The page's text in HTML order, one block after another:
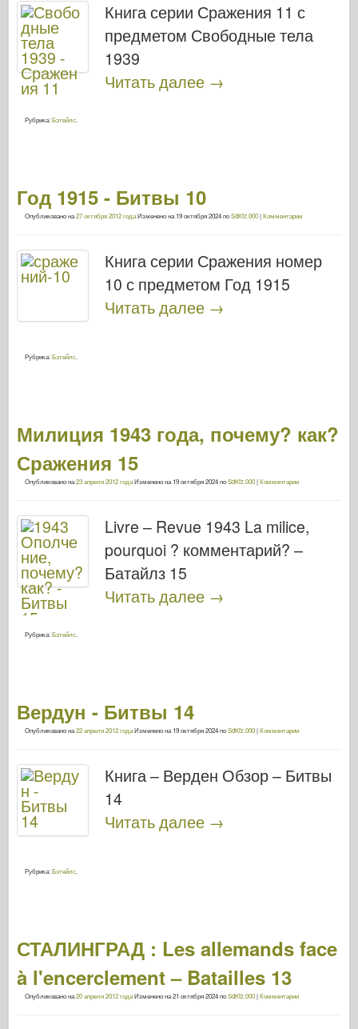
Книга серии Сражения 11 с
предметом Свободные тела
1939
Читать далее →
Рубрика:Бэтейлс
Год 1915 - Битвы 10
Опубликовано на27 октября 2012 годаИзменено на 19 октября 2024поSdKfz.000|Комментарии
Книга серии Сражения номер
10 с предметом Год 1915
Читать далее →
Рубрика:Бэтейлс
Милиция 1943 года, почему? как?
Сражения 15
Опубликовано на23 апреля 2012 годаИзменено на 19 октября 2024поSdKfz.000|Комментарии
Livre – Revue 1943 La milice,
pourquoi ? комментарий? –
Батайлз 15
Читать далее →
Рубрика:Бэтейлс
Вердун - Битвы 14
Опубликовано на22 апреля 2012 годаИзменено на 19 октября 2024поSdKfz.000|Комментарии
Книга – Верден Обзор – Битвы
14
Читать далее →
Рубрика:Бэтейлс
СТАЛИНГРАД : Les allemands face
à l'encerclement – Batailles 13
Опубликовано на20 апреля 2012 годаИзменено на21 октября 2024поSdKfz.000|Комментарии